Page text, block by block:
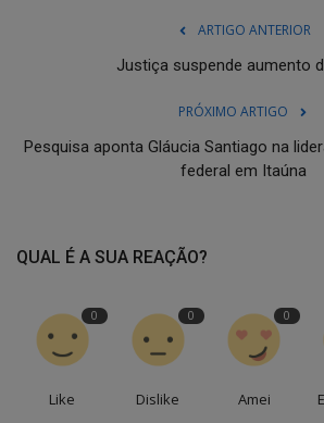
ARTIGO ANTERIOR
Justiça suspende aumento
PRÓXIMO ARTIGO
Pesquisa aponta Gláucia Santiago na
federal em Itaúna
QUAL É A SUA REAÇÃO?
0
Like
0
Dislike
0
Amei